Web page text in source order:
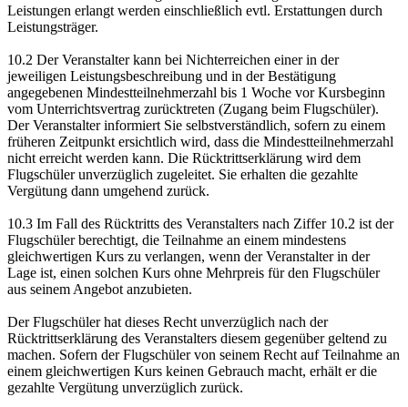
Leistungen erlangt werden einschließlich evtl. Erstattungen durch
Leistungsträger.
10.2 Der Veranstalter kann bei Nichterreichen einer in der
jeweiligen Leistungsbeschreibung und in der Bestätigung
angegebenen Mindestteilnehmerzahl bis 1 Woche vor Kursbeginn
vom Unterrichtsvertrag zurücktreten (Zugang beim Flugschüler).
Der Veranstalter informiert Sie selbstverständlich, sofern zu einem
früheren Zeitpunkt ersichtlich wird, dass die Mindestteilnehmerzahl
nicht erreicht werden kann. Die Rücktrittserklärung wird dem
Flugschüler unverzüglich zugeleitet. Sie erhalten die gezahlte
Vergütung dann umgehend zurück.
10.3 Im Fall des Rücktritts des Veranstalters nach Ziffer 10.2 ist der
Flugschüler berechtigt, die Teilnahme an einem mindestens
gleichwertigen Kurs zu verlangen, wenn der Veranstalter in der
Lage ist, einen solchen Kurs ohne Mehrpreis für den Flugschüler
aus seinem Angebot anzubieten.
Der Flugschüler hat dieses Recht unverzüglich nach der
Rücktrittserklärung des Veranstalters diesem gegenüber geltend zu
machen. Sofern der Flugschüler von seinem Recht auf Teilnahme an
einem gleichwertigen Kurs keinen Gebrauch macht, erhält er die
gezahlte Vergütung unverzüglich zurück.